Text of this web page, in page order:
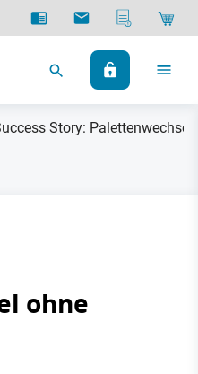
Story: Palettenwechsel
ohne